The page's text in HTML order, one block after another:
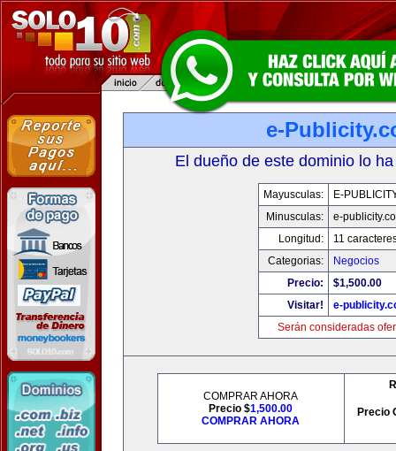
e-
El dueño de este dominio lo
Mayusculas:
E-
Minusculas:
e-
Longitud:
11
Categorias:
Negocios
Precio:
$1,500.00
Visitar!
e-
Serán consideradas
COMPRAR AHORA
Precio $1,500.00
COMPRAR AHORA
Precio